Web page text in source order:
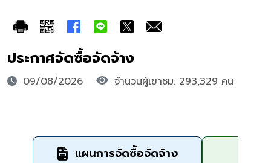
ประกาศจัดซื้อจัดจ้าง
09/08/2026 จำนวนผู้เขาชม: 293,329 คน
แผนการจัดซื้อจัดจ้าง